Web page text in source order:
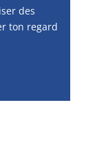
des
ton regard